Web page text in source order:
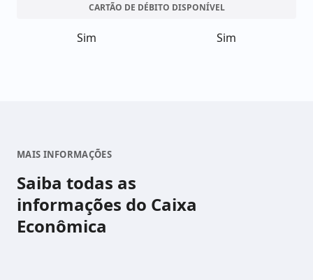
CARTÃO DE DÉBITO DISPONÍVEL
Sim Sim
MAIS INFORMAÇÕES
Saiba todas as
informações do Caixa
Econômica